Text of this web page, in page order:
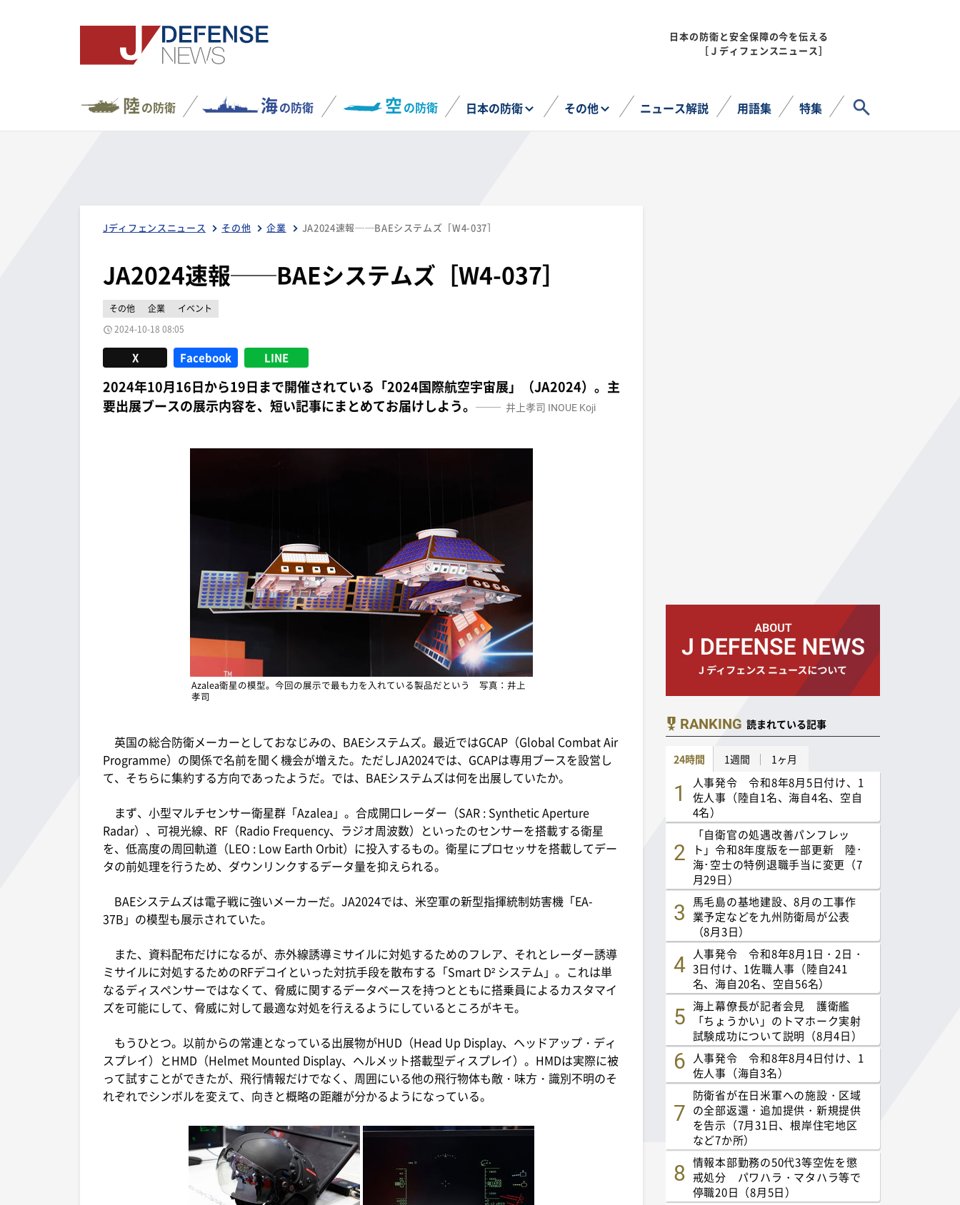
日本の防衛と安全保障の今を伝える
［Ｊディフェンスニュース］
陸の防衛 海の防衛 空の防衛 日本の防衛 その他 ニュース解説 用語集 特集
Jディフェンスニュース その他 企業 JA2024速報──BAEシステムズ［W4-037］
JA2024速報──BAEシステムズ［W4-037］
その他 企業
イベント
2024-10-18 08:05
X Facebook LINE
2024年10月16日から19日まで開催されている「2024国際航空宇宙展」（JA2024）。主
要出展ブースの展示内容を、短い記事にまとめてお届けしよう。
井上孝司 INOUE Koji
Azalea衛星の模型。今回の展示で最も力を入れている製品だという 写真：井上
孝司
英国の総合防衛メーカーとしておなじみの、BAEシステムズ。最近ではGCAP（Global Combat Air
Programme）の関係で名前を聞く機会が増えた。ただしJA2024では、GCAPは専用ブースを設営し
て、そちらに集約する方向であったようだ。では、BAEシステムズは何を出展していたか。
まず、小型マルチセンサー衛星群「Azalea」。合成開口レーダー（SAR : Synthetic Aperture
Radar）、可視光線、RF（Radio Frequency、ラジオ周波数）といったのセンサーを搭載する衛星
を、低高度の周回軌道（LEO : Low Earth Orbit）に投入するもの。衛星にプロセッサを搭載してデー
タの前処理を行うため、ダウンリンクするデータ量を抑えられる。
BAEシステムズは電子戦に強いメーカーだ。JA2024では、米空軍の新型指揮統制妨害機「EA-
37B」の模型も展示されていた。
また、資料配布だけになるが、赤外線誘導ミサイルに対処するためのフレア、それとレーダー誘導
ミサイルに対処するためのRFデコイといった対抗手段を散布する「Smart D² システム」。これは単
なるディスペンサーではなくて、脅威に関するデータベースを持つとともに搭乗員によるカスタマイ
ズを可能にして、脅威に対して最適な対処を行えるようにしているところがキモ。
もうひとつ。以前からの常連となっている出展物がHUD（Head Up Display、ヘッドアップ・ディ
スプレイ）とHMD（Helmet Mounted Display、ヘルメット搭載型ディスプレイ）。HMDは実際に被
って試すことができたが、飛行情報だけでなく、周囲にいる他の飛行物体も敵・味方・識別不明のそ
れぞれでシンボルを変えて、向きと概略の距離が分かるようになっている。
RANKING 読まれている記事
24時間 1週間 1ヶ月
人事発令 令和8年8月5日付け、1
佐人事（陸自1名、海自4名、空自
4名）
「自衛官の処遇改善パンフレッ
ト」令和8年度版を一部更新 陸･
海･空士の特例退職手当に変更（7
月29日）
馬毛島の基地建設、8月の工事作
業予定などを九州防衛局が公表
（8月3日）
人事発令 令和8年8月1日・2日・
3日付け、1佐職人事（陸自241
名、海自20名、空自56名）
海上幕僚長が記者会見 護衛艦
「ちょうかい」のトマホーク実射
試験成功について説明（8月4日）
人事発令 令和8年8月4日付け、1
佐人事（海自3名）
防衛省が在日米軍への施設・区域
の全部返還・追加提供・新規提供
を告示（7月31日、根岸住宅地区
など7か所）
情報本部勤務の50代3等空佐を懲
戒処分 パワハラ・マタハラ等で
停職20日（8月5日）